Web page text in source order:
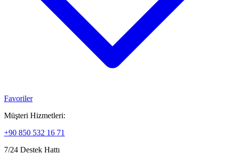
Favoriler
Müşteri Hizmetleri:
+90 850 532 16 71
7/24 Destek Hattı